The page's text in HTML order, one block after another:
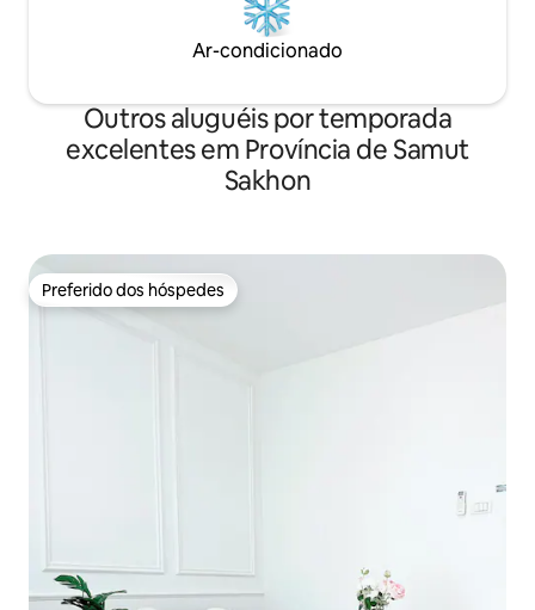
Ar-condicionado
Outros aluguéis por temporada
excelentes em Província de Samut
Sakhon
Preferido dos hóspedes
Preferido dos hóspedes